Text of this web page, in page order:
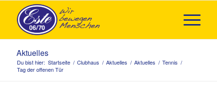
Aktuelles
Du bist hier: Startseite / Clubhaus / Aktuelles / Aktuelles / Tennis /
Tag der offenen Tür